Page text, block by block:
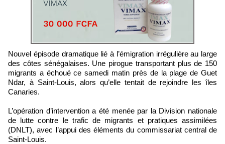
Nouvel épisode dramatique lié à l’émigration irrégulière au large
des côtes sénégalaises. Une pirogue transportant plus de 150
migrants a échoué ce samedi matin près de la plage de Guet
Ndar, à Saint-Louis, alors qu’elle tentait de rejoindre les îles
Canaries.
L’opération d’intervention a été menée par la Division nationale
de lutte contre le trafic de migrants et pratiques assimilées
(DNLT), avec l’appui des éléments du commissariat central de
Saint-Louis.